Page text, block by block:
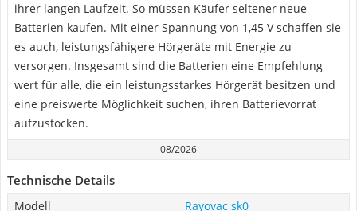
ihrer langen Laufzeit. So müssen Käufer seltener neue
Batterien kaufen. Mit einer Spannung von 1,45 V schaffen sie
es auch, leistungsfähigere Hörgeräte mit Energie zu
versorgen. Insgesamt sind die Batterien eine Empfehlung
wert für alle, die ein leistungsstarkes Hörgerät besitzen und
eine preiswerte Möglichkeit suchen, ihren Batterievorrat
aufzustocken.
08/2026
Technische Details
Modell Rayovac sk0